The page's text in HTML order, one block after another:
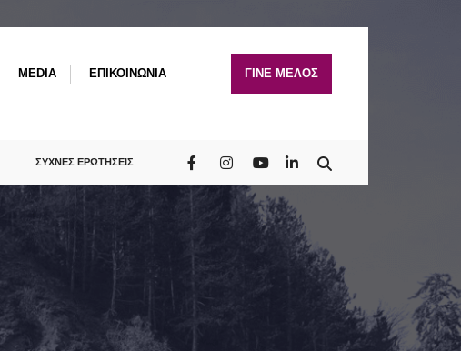
MEDIA ΕΠΙΚΟΙΝΩΝΙΑ ΓΙΝΕ ΜΕΛΟΣ
ΣΥΧΝΕΣ ΕΡΩΤΗΣΕΙΣ